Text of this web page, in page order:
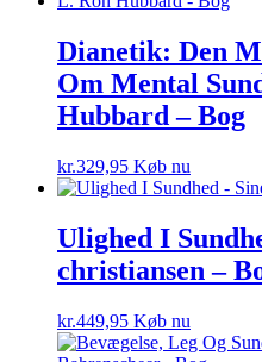
Dianetik: Den
Om Mental
Hubbard – Bog
kr.329,95 Køb nu
Ulighed I
christiansen –
kr.449,95 Køb nu